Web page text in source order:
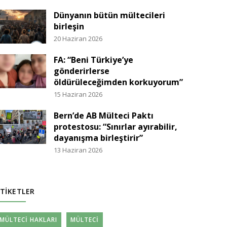
Dünyanın bütün mültecileri
birleşin
20 Haziran 2026
FA: “Beni Türkiye’ye
gönderirlerse
öldürüleceğimden korkuyorum”
15 Haziran 2026
Bern’de AB Mülteci Paktı
protestosu: “Sınırlar ayırabilir,
dayanışma birleştirir”
13 Haziran 2026
MÜLTECI HAKLARI MÜLTECI